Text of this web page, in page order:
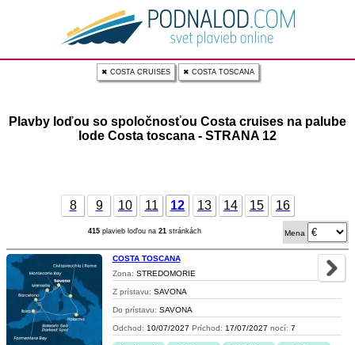
✖ COSTA CRUISES ✖ COSTA TOSCANA
Plavby loďou so spoločnosťou Costa cruises na palube
lode Costa toscana - STRANA 12
8 9 10 11 12 13 14 15 16
415 plavieb loďou na 21 stránkách Mena
COSTA TOSCANA
Zona: STREDOMORIE
Z prístavu: SAVONA
Do prístavu: SAVONA
Odchod: 10/07/2027 Príchod: 17/07/2027 nocí: 7